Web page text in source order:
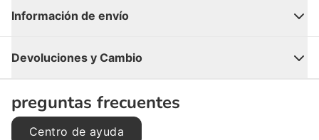
Información de envío
Devoluciones y Cambio
Cerrar
preguntas frecuentes
Centro de ayuda